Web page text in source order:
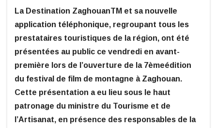
La Destination ZaghouanTM et sa nouvelle
application téléphonique, regroupant tous les
prestataires touristiques de la région, ont été
présentées au public ce vendredi en avant-
première lors de l’ouverture de la 7èmeédition
du festival de film de montagne à Zaghouan.
Cette présentation a eu lieu sous le haut
patronage du ministre du Tourisme et de
l’Artisanat, en présence des responsables de la